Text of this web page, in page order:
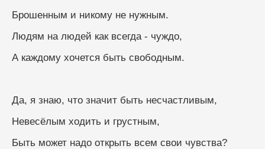
Брошенным и никому не нужным.
Людям на людей как всегда - чуждо,
А каждому хочется быть свободным.
Да, я знаю, что значит быть несчастливым,
Невесёлым ходить и грустным,
Быть может надо открыть всем свои чувства?